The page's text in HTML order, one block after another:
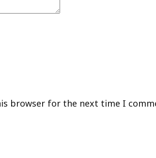
browser for the next time I